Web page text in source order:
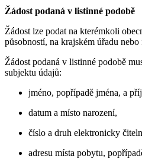
Žádost podaná v listinné podobě
Žádost lze podat na kterémkoli
působností, na krajském úřadu nebo
Žádost podaná v listinné podobě
subjektu údajů:
jméno, popřípadě jména, a
datum a místo narození,
číslo a druh elektronicky
adresu místa pobytu,